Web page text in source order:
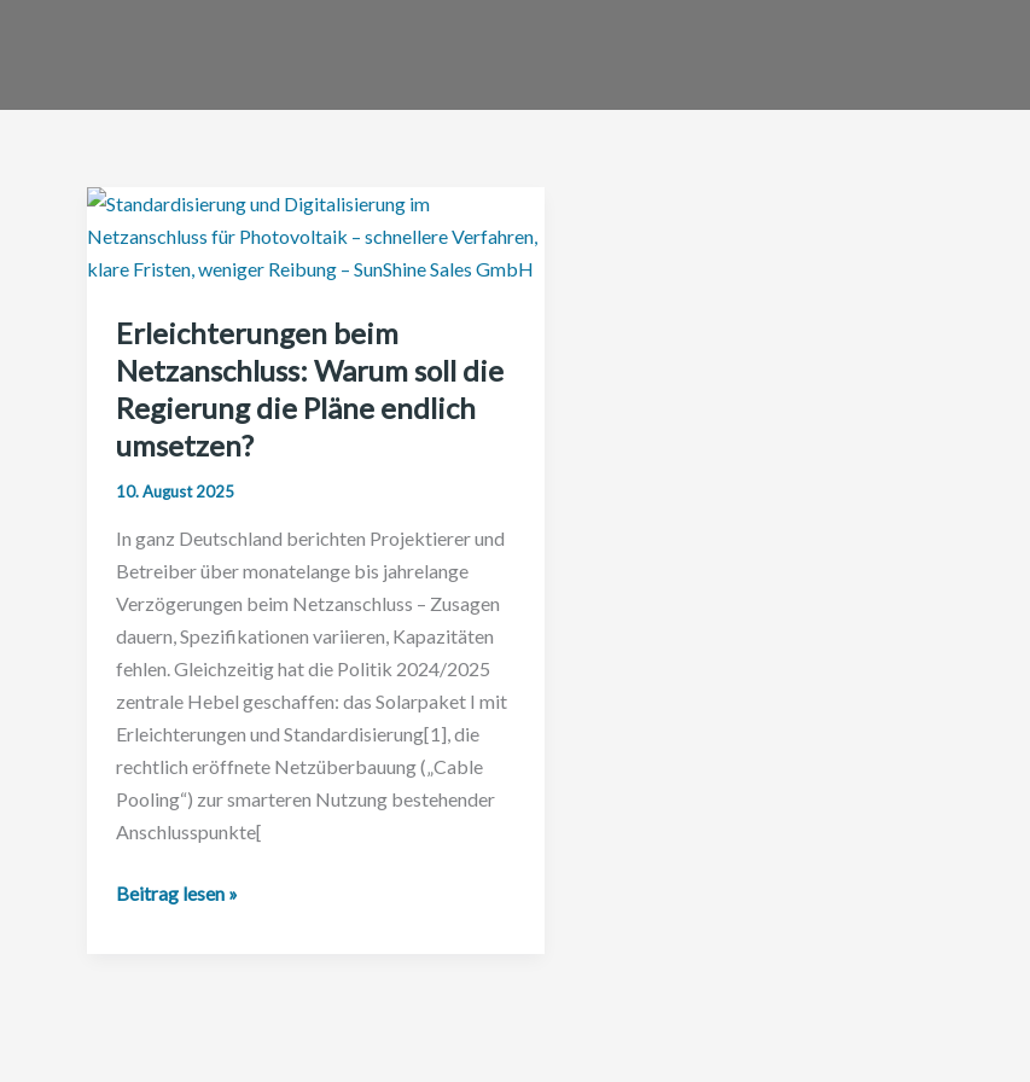
Erleichterungen beim
Netzanschluss: Warum soll die
Regierung die Pläne endlich
umsetzen?
10. August 2025
In ganz Deutschland berichten Projektierer und
Betreiber über monatelange bis jahrelange
Verzögerungen beim Netzanschluss – Zusagen
dauern, Spezifikationen variieren, Kapazitäten
fehlen. Gleichzeitig hat die Politik 2024/2025
zentrale Hebel geschaffen: das Solarpaket I mit
Erleichterungen und Standardisierung[1], die
rechtlich eröffnete Netzüberbauung („Cable
Pooling“) zur smarteren Nutzung bestehender
Anschlusspunkte[
Erleichterungen
Beitrag lesen »